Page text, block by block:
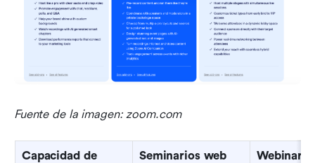
Fuente de la imagen: zoom.com
Capacidad de
Seminarios web
Webinars